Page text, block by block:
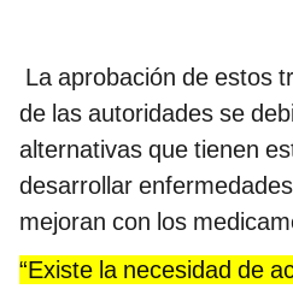
La aprobación de estos
de las autoridades se
alternativas que tienen
desarrollar
mejoran con los
“Existe la necesidad de